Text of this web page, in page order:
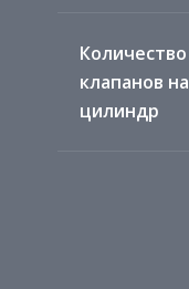
Количество
клапанов на
цилиндр